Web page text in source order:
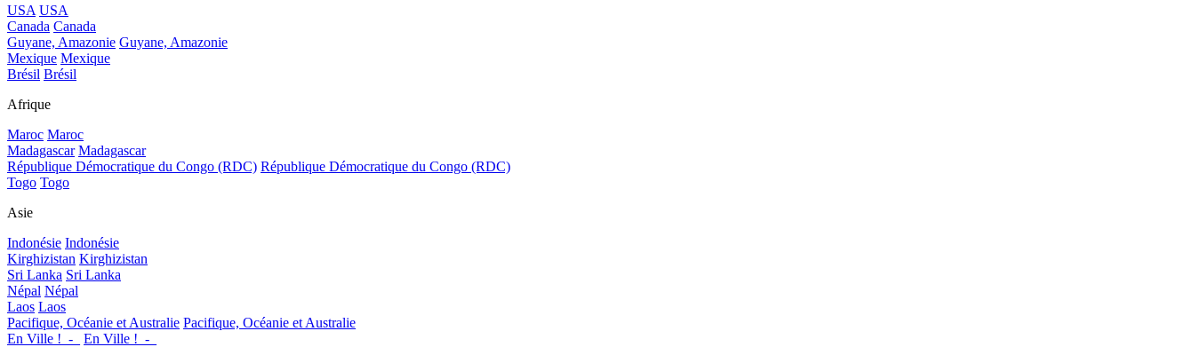
USA USA
Canada Canada
Guyane, Amazonie Guyane, Amazonie
Mexique Mexique
Brésil Brésil
Afrique
Maroc Maroc
Madagascar Madagascar
République Démocratique du Congo (RDC) République Démocratique du Congo (RDC)
Togo Togo
Asie
Indonésie Indonésie
Kirghizistan Kirghizistan
Sri Lanka Sri Lanka
Népal Népal
Laos Laos
Pacifique, Océanie et Australie Pacifique, Océanie et Australie
En Ville !_-_
En Ville !_-_